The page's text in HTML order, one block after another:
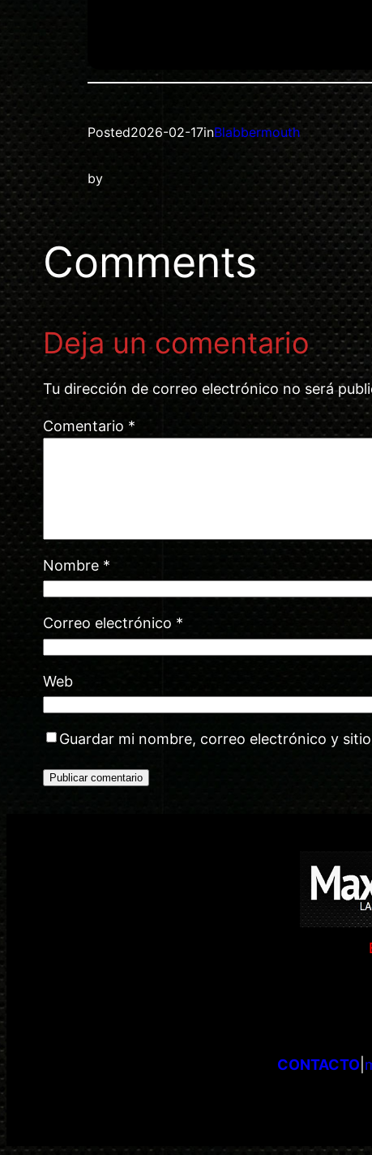
Posted2026-02-17inBlabbermouth
by
Comments
Deja un comentario
Tu dirección de correo electrónico no será
Comentario *
Nombre *
Correo electrónico *
Web
Guardar mi nombre, correo electrónico y
CONTACTO|